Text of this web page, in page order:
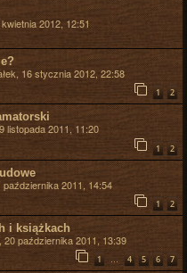
2012, 12:51
16 stycznia 2012, 22:58
1 2
listopada 2011, 11:20
1 2
października 2011, 14:54
1 2
i książkach
20 października 2011, 13:39
1 … 4 5 6 7